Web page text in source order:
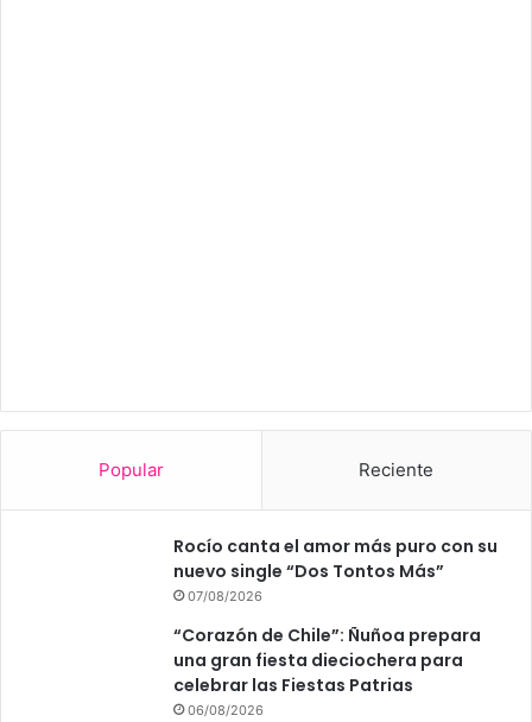
Popular Reciente
Rocío canta el amor más puro con su
nuevo single “Dos Tontos Más”
07/08/2026
“Corazón de Chile”: Ñuñoa prepara
una gran fiesta dieciochera para
celebrar las Fiestas Patrias
06/08/2026